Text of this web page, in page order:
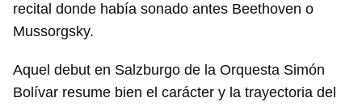
recital donde había sonado antes Beethoven o
Mussorgsky.
Aquel debut en Salzburgo de la Orquesta Simón
Bolívar resume bien el carácter y la trayectoria del